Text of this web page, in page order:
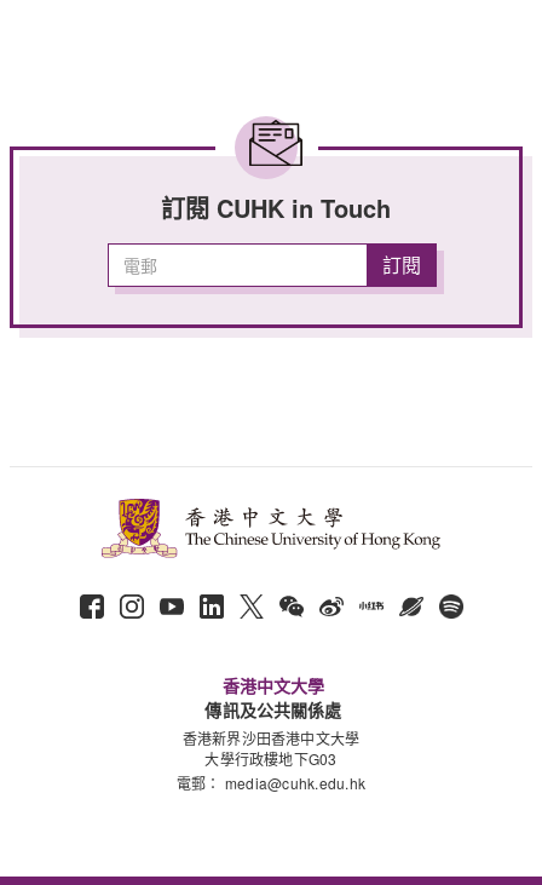
訂閱 CUHK in Touch
香港中文大學
傳訊及公共關係處
香港新界沙田香港中文大學
大學行政樓地下G03
電郵： media@cuhk.edu.hk